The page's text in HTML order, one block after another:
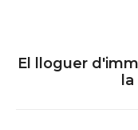
El lloguer
la